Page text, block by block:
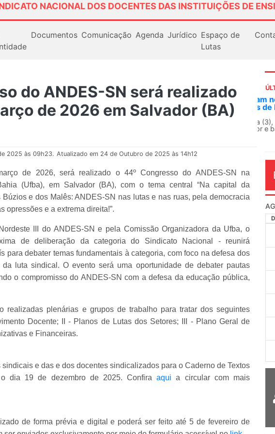
NACIONAL DOS DOCENTES DAS INSTITUIÇÕES DE
Documentos Comunicação Agenda Jurídico Espaço de
Lutas
do ANDES-SN será realizado
de 2026 em Salvador (BA)
2025 às 09h23. Atualizado em 24 de Outubro de 2025 às 14h12
de 2026, será realizado o 44º Congresso do ANDES-SN na
(Ufba), em Salvador (BA), com o tema central “Na capital da
e dos Malês: ANDES-SN nas lutas e nas ruas, pela democracia
opressões e a extrema direita!”.
III do ANDES-SN e pela Comissão Organizadora da Ufba, o
de deliberação da categoria do Sindicato Nacional - reunirá
para debater temas fundamentais à categoria, com foco na defesa dos
luta sindical. O evento será uma oportunidade de debater pautas
o compromisso do ANDES-SN com a defesa da educação pública,
realizadas plenárias e grupos de trabalho para tratar dos seguintes
Docente; II - Planos de Lutas dos Setores; III - Plano Geral de
e Financeiras.
e das e dos docentes sindicalizados para o Caderno de Textos
dia 19 de dezembro de 2025. Confiraaquia circular com mais
de forma prévia e digital e poderá ser feito até 5 de fevereiro de
O